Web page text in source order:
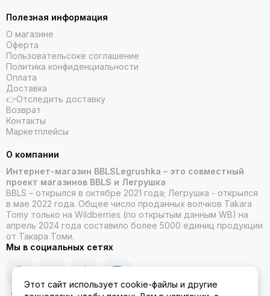
Полезная информация
О магазине
Оферта
Пользовательсоке соглашение
Политика конфиденциальности
Оплата
Доставка
👉Отследить доставку
Возврат
Контакты
Маркетплейсы
О компании
Интернет-магазин BBLSLegrushka – это совместный
проект магазинов BBLS и Легрушка
BBLS – открылся в октябре 2021 года; Легрушка - открылся
в мае 2022 года. Общее число проданных волчков Takara
Tomy только на Wildberries (по открытым данным WB) на
апрель 2024 года составило более 5000 единиц продукции
от Такара Томи.
Мы в социальных сетях
Этот сайт использует cookie-файлы и другие